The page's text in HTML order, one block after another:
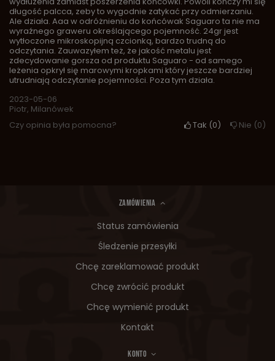
długość palcca, zeby to wygodnie zatykać przy odmierzaniu.
Ale działa. Aaa w odróżnieniu do końcówak Saguaro ta nie ma
wyraźnego graweru określającego pojemność. 24gr jest
wytłoczone mikroskopijną czcionką, bardzo trudną do
odczytania. Zauwazyłem też, że jakość metalu jest
zdecydowanie gorsza od produktu Saguaro - od samego
leżenia opkrył się marowymi kropkami który jeszcze bardziej
utrudniają odczytanie pojemności. Poza tym działa.
2023-05-06
Piotr, Milanówek
Czy opinia była pomocna?
Tak 0 Nie 0
ZAMÓWIENIA
Status zamówienia
Śledzenie przesyłki
Chcę zareklamować produkt
Chcę zwrócić produkt
Chcę wymienić produkt
Kontakt
KONTO